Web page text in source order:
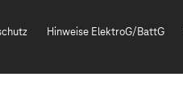
Hinweise ElektroG/BattG